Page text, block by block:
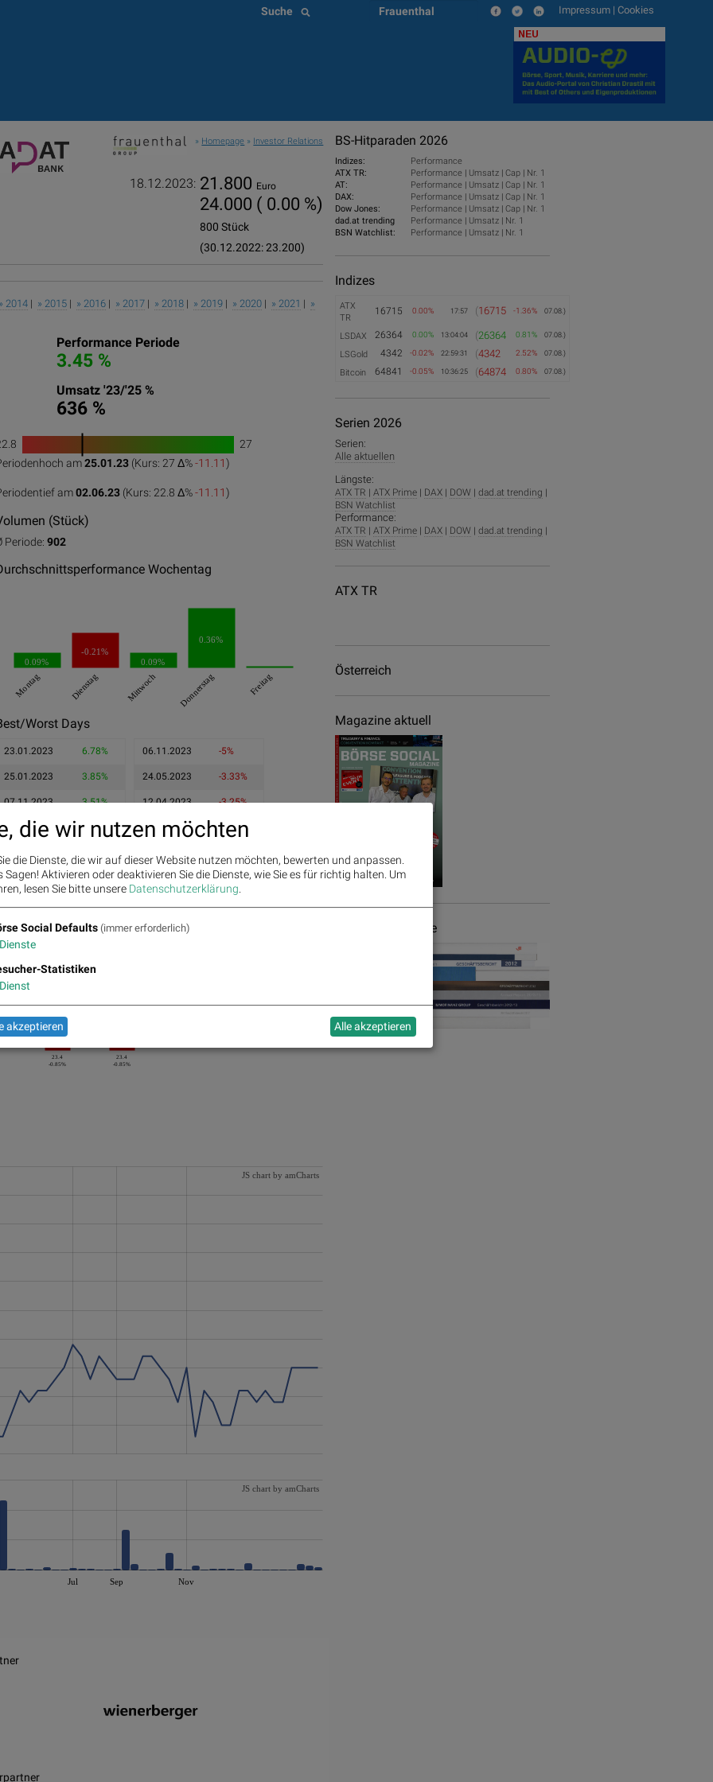
Suche Frauenthal Impressum | Cookies
NEU
» Homepage » Investor Relations
18.12.2023: 21.800 Euro
24.000 ( 0.00 %)
800 Stück
(30.12.2022: 23.200)
» 2014 | » 2015 | » 2016 | » 2017 | » 2018 | » 2019 | » 2020 | » 2021 | »
Performance Periode
3.45 %
Umsatz '23/'25 %
636 %
1
50 100
27
am25.01.23 (Kurs: 27 Δ%-11.11)
am02.06.23 (Kurs: 22.8 Δ%-11.11)
(Stück)
Periode:902
Wochentag
0.09%
-0.21%
0.09%
0.36%
Montag Dienstag Mittwoch Donnerstag Freitag
Worst Days
23.01.2023 6.78%
25.01.2023 3.85%
07.11.2023 3.51%
06.11.2023 -5%
24.05.2023 -3.33%
12.04.2023 -3.25%
23.6
0.00%
23.4
-0.85%
23.4
-0.85%
2.56%
JS chart by amCharts
Jul Sep Nov
JS chart by amCharts
BS-Hitparaden 2026
Indizes:
Performance
ATX TR:
Performance | Umsatz |Cap | Nr. 1
AT:
Performance | Umsatz |Cap | Nr. 1
DAX:
Performance | Umsatz |Cap | Nr. 1
Dow Jones:
Performance | Umsatz |Cap | Nr. 1
dad.at trending
Performance | Umsatz | Nr. 1
BSN Watchlist:
Performance | Umsatz | Nr. 1
Indizes
ATX
TR
16715 0.00% 17:57 (16715 -1.36% 07.08.)
LSDAX 26364 0.00% 13:04:04 (26364 0.81% 07.08.)
LSGold 4342 -0.02% 22:59:31 (4342 2.52% 07.08.)
Bitcoin 64841 -0.05% 10:36:25 (64874 0.80% 07.08.)
Serien 2026
Serien:
Alle aktuellen
Längste:
ATX TR |ATX Prime | DAX | DOW |dad.at trending |
BSN Watchlist
Performance:
ATX TR |ATX Prime | DAX | DOW |dad.at trending |
BSN Watchlist
ATX TR
Österreich
Magazine aktuell
Geschäftsberichte
die wir nutzen möchten
die Dienste, die wir auf dieser Website nutzen möchten, bewerten und anpassen.
Sagen! Aktivieren oder deaktivieren Sie die Dienste, wie Sie es für richtig halten. Um
lesen Sie bitte unsere Datenschutzerklärung
Social Defaults (immer erforderlich)
Dienste
Statistiken
Dienst
akzeptieren Alle akzeptieren